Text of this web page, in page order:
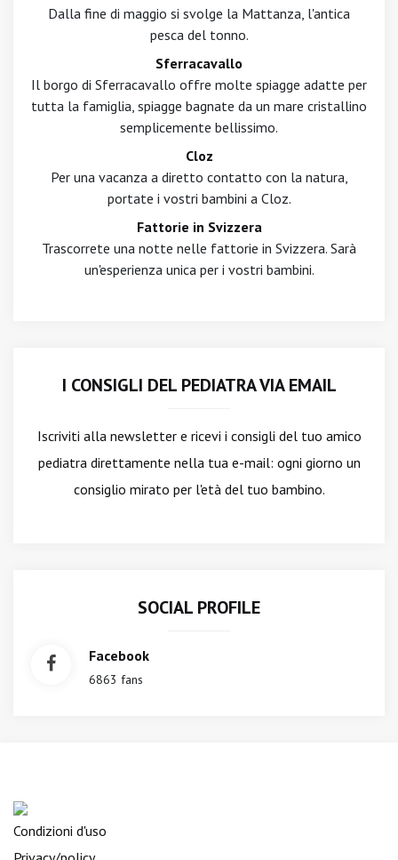
Dalla fine di maggio si svolge la Mattanza, l'antica
pesca del tonno.
Sferracavallo
Il borgo di Sferracavallo offre molte spiagge adatte per
tutta la famiglia, spiagge bagnate da un mare cristallino
semplicemente bellissimo.
Cloz
Per una vacanza a diretto contatto con la natura,
portate i vostri bambini a Cloz.
Fattorie in Svizzera
Trascorrete una notte nelle fattorie in Svizzera. Sarà
un'esperienza unica per i vostri bambini.
I CONSIGLI DEL PEDIATRA VIA EMAIL
Iscriviti alla newslettere ricevi i consigli del tuo amico
pediatra direttamente nella tua e-mail: ogni giorno un
consiglio mirato per l'età del tuo bambino.
SOCIAL PROFILE
Facebook
6863 fans
Condizioni d'uso